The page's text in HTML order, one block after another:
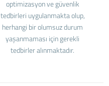
optimizasyon ve güvenlik
tedbirleri uygulanmakta olup,
herhangi bir olumsuz durum
yaşanmaması için gerekli
tedbirler alınmaktadır.